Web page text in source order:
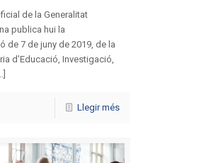
de la Generalitat
publica hui la
de 7 de juny de 2019, de la
d’Educació, Investigació,
Llegir més